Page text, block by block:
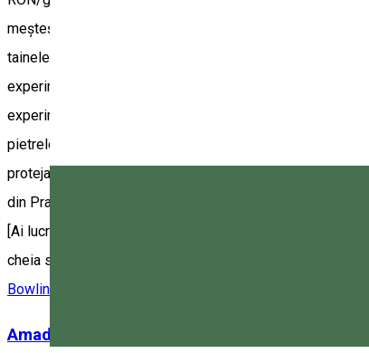
meșteșugul respectiv prin implicarea personală a
tainele meșteșugului. Capodopera executată cu mâinile
experimentală de prelucrare de iască (produsul
experimentală de șlefuire a bijuteriei proprii din
pietrelor. Fiecare program necesită rezervare la: •
protejate: RO, ENG, HU, DE • Ghidaj profesionist la
din Praid: 300 RON/grup. • Ghidaj în Salina din Praid:
[Ai lucrat vre-o dată la roată asistat de cei mai buni
cheia succesului la cărbune? Hai cu noi. Magenta 7.]
Bowling
Amadé Bowling